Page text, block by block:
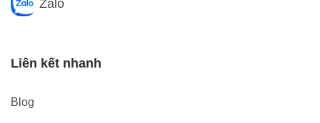
Zalo
Liên kết nhanh
Blog